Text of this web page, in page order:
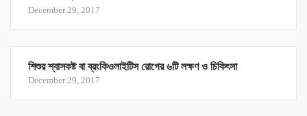
December 29, 2017
শিশুর শ্বাসকষ্ট বা ব্রংকিওলাইটিস রোগের ৬টি লক্ষণ ও চিকিৎসা
December 29, 2017